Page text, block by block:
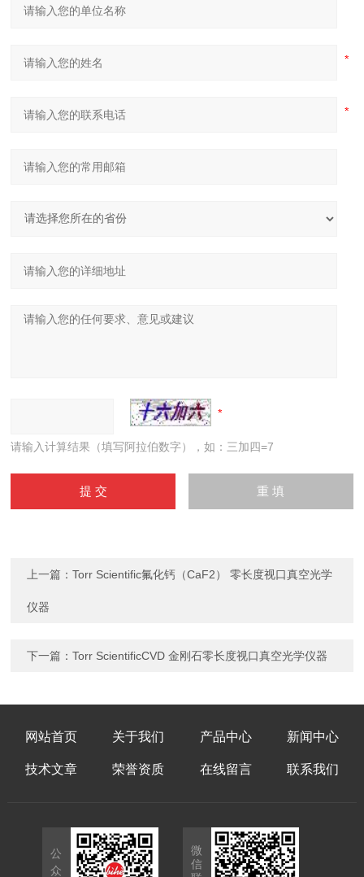
请输入计算结果（填写阿拉伯数字），如：三加四=7
上一篇：Torr Scientific氟化钙（CaF2） 零长度视口真空光学
仪器
下一篇：Torr ScientificCVD 金刚石零长度视口真空光学仪器
网站首页 关于我们 产品中心 新闻中心
技术文章 荣誉资质 在线留言 联系我们
公
众
微
信